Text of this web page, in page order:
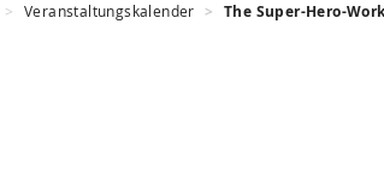
Veranstaltungskalender The Super-Hero-